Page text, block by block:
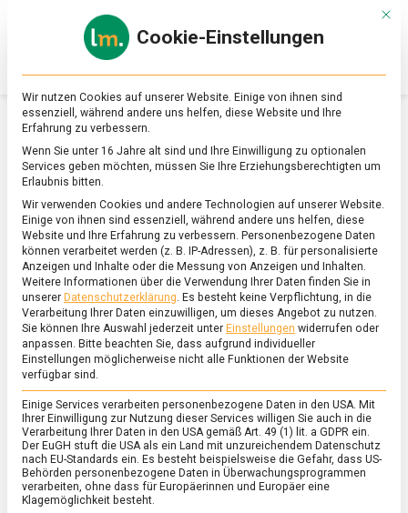
Online-
Magazin
zu
&
Ernährung
SCHLAGWORT:TADSCHIKISTAN
ERNÄHRUNG & GESUNDHEIT /FEATURED/KULTUR
Von der zentralasiatischen Steppe nach
Berlin-Mitte – die Tadshikische
Mit
Cookie-Einstellungen
Wir nutzen Cookies auf unserer Website. Einige von ihnen sind
essenziell, während andere uns helfen, diese Website und Ihre
Erfahrung zu verbessern.
Wenn Sie unter 16 Jahre alt sind und Ihre Einwilligung zu optionalen
Services geben möchten, müssen Sie Ihre Erziehungsberechtigten um
Erlaubnis bitten.
Wir verwenden Cookies und andere Technologien auf unserer Website.
Einige von ihnen sind essenziell, während andere uns helfen, diese
Website und Ihre Erfahrung zu verbessern. Personenbezogene Daten
können verarbeitet werden (z. B. IP-Adressen), z. B. für personalisierte
Anzeigen und Inhalte oder die Messung von Anzeigen und Inhalten.
Weitere Informationen über die Verwendung Ihrer Daten finden Sie in
unserer Datenschutzerklärung. Es besteht keine Verpflichtung, in die
Verarbeitung Ihrer Daten einzuwilligen, um dieses Angebot zu nutzen.
Sie können Ihre Auswahl jederzeit unter Einstellungen widerrufen oder
anpassen. Bitte beachten Sie, dass aufgrund individueller
Einstellungen möglicherweise nicht alle Funktionen der Website
verfügbar sind.
Einige Services verarbeiten personenbezogene Daten in den USA. Mit
Ihrer Einwilligung zur Nutzung dieser Services willigen Sie auch in die
Verarbeitung Ihrer Daten in den USA gemäß Art. 49 (1) lit. a GDPR ein.
Der EuGH stuft die USA als ein Land mit unzureichendem Datenschutz
nach EU-Standards ein. Es besteht beispielsweise die Gefahr, dass US-
Behörden personenbezogene Daten in Überwachungsprogrammen
verarbeiten, ohne dass für Europäerinnen und Europäer eine
Klagemöglichkeit besteht.